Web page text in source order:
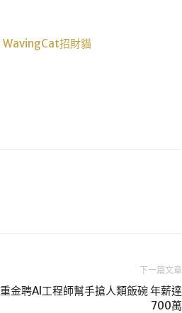
WavingCat招財貓
下一篇文章
金聘AI工程師幫手搶人類飯碗 年薪達
700萬